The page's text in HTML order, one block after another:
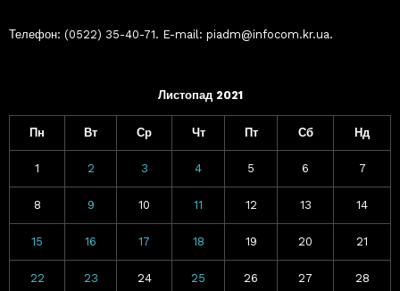
Телефон: (0522) 35-40-71. E-mail: piadm@infocom.kr.ua.
Листопад 2021
Пн Вт Ср Чт Пт Сб Нд
1 2 3 4 5 6 7
8 9 10 11 12 13 14
15 16 17 18 19 20 21
22 23 24 25 26 27 28